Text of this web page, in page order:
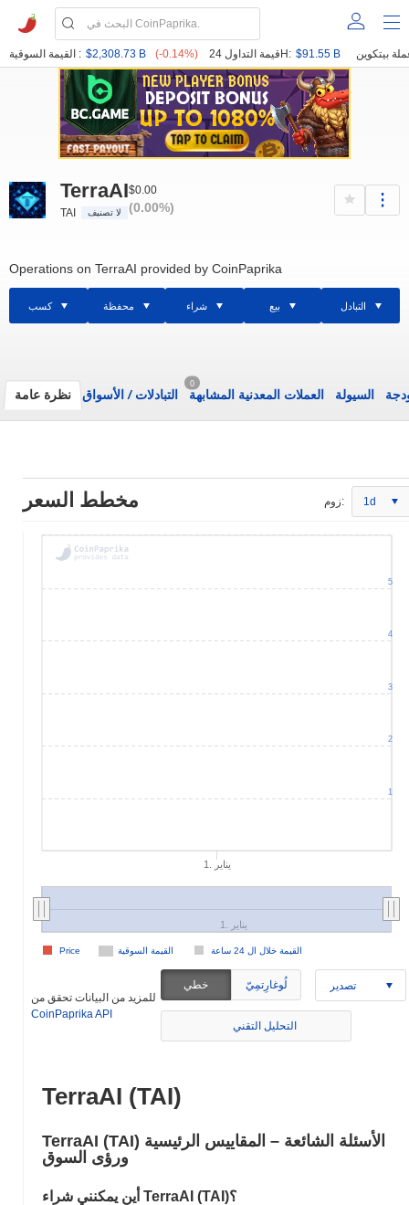
القيمة السوقية : $2,308.73 B (-0.14%) قيمة التداول 24H: $91.55 B
TerraAI
TAI لا تصنيف
$0.00
(0.00%)
Operations on TerraAI provided by CoinPaprika
كسب محفظة شراء بيع التبادل
نظرة عامة التبادلات/ الأسواق
0
العملات المعدنية المشابهة السيولة
مخطط السعر زوم: 1d
1. يناير
القيمة السوقية القيمة خلال ال 24 ساعة Price
1. يناير
1
2
3
4
5
للمزيد من البيانات تحقق من
CoinPaprika API
خطي لُوغارِتمِيّ تصدير
التحليل التقني
TerraAI (TAI)
TerraAI (TAI) الأسئلة الشائعة – المقاييس الرئيسية
ورؤى السوق
أين يمكنني شراء TerraAI (TAI)؟